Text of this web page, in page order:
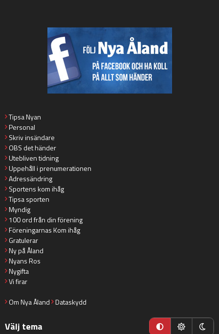
Tipsa Nyan
Personal
Skriv insändare
OBS det händer
Utebliven tidning
Uppehåll i prenumerationen
Adressändring
Sportens kom ihåg
Tipsa sporten
Myndig
100 ord från din förening
Föreningarnas Kom ihåg
Gratulerar
Ny på Åland
Nyans Ros
Nygifta
Vi firar
Om Nya Åland Dataskydd
Välj tema